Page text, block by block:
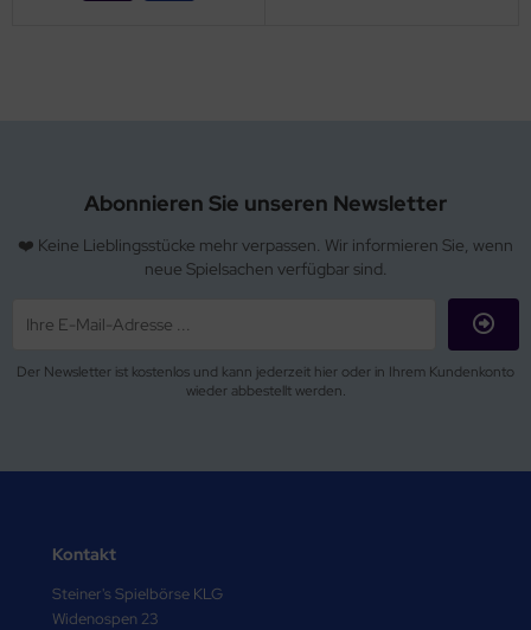
Abonnieren Sie unseren Newsletter
❤️ Keine Lieblingsstücke mehr verpassen. Wir informieren Sie, wenn
neue Spielsachen verfügbar sind.
Der Newsletter ist kostenlos und kann jederzeit hier oder in Ihrem Kundenkonto
wieder abbestellt werden.
Kontakt
Steiner's Spielbörse KLG
Widenospen 23